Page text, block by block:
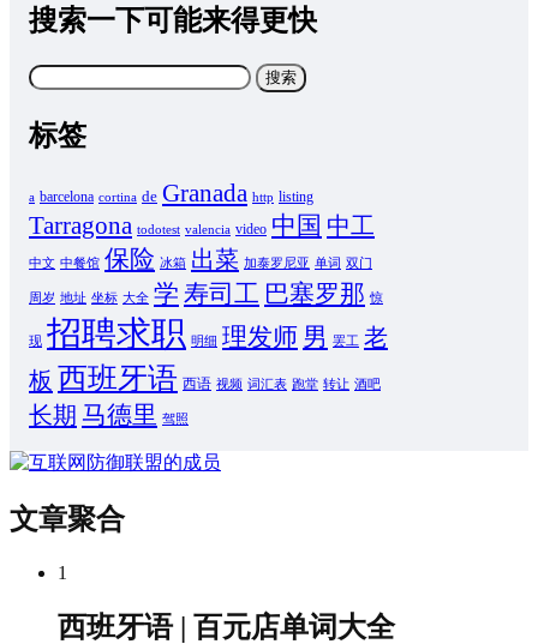
搜索一下可能来得更快
搜
标签
a barcelona cortina de Granada http listing
Tarragona todotest valencia video 中国 中工
中文 中餐馆 保险 冰箱 出菜 加泰罗尼亚 单词 双门
周岁 地址 坐标 大全 学 寿司工 巴塞罗那 惊
现 招聘求职 明细 理发师 男 罢工 老
板 西班牙语 西语 视频 词汇表 跑堂 转让 酒吧
长期 马德里 驾照
文章聚合
1
西班牙语 | 百元店单词大全